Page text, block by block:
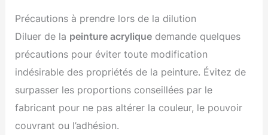
Précautions à prendre lors de la dilution
Diluer de la peinture acrylique demande quelques
précautions pour éviter toute modification
indésirable des propriétés de la peinture. Évitez de
surpasser les proportions conseillées par le
fabricant pour ne pas altérer la couleur, le pouvoir
couvrant ou l’adhésion.